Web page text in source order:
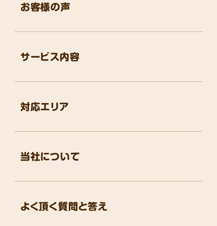
お客様の声
よく頂く質問と答え
サービス内容
対応エリア
当社について